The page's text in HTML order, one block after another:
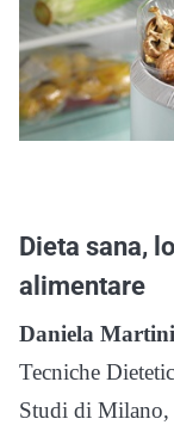
Dieta sana,
alimentare
Daniela Martini
Tecniche
Studi di Milano,